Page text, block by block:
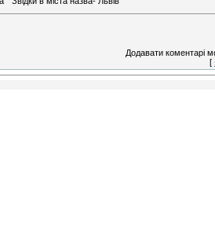
Додавати коментарі
[